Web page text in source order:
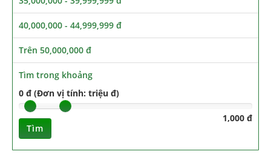
40,000,000 - 44,999,999 đ
Trên 50,000,000 đ
Tìm trong khoảng
0 đ (Đơn vị tính: triệu đ)
1,000 đ
Tìm